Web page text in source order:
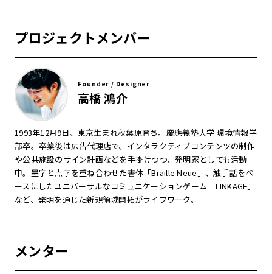
プロジェクトメンバー
Founder / Designer
高橋 鴻介
1993年12月9日、東京生まれ秋葉原育ち。慶應義塾大学 環境情報学
部卒。卒業後は広告代理店で、インタラクティブコンテンツの制作
や公共施設のサイン計画などを手掛けつつ、発明家としても活動
中。墨字と点字を重ね合わせた書体「Braille Neue」、触手話をベ
ースにしたユニバーサルなコミュニケーションゲーム「LINKAGE」
など、発明を通じた新規領域開拓がライフワーク。
メンター